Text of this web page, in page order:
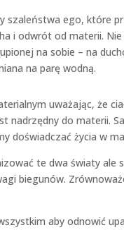
szaleństwa ego, które
i odwrót od materii.
na sobie – na
na parę wodną.
uważając, że
nadrzędny do materii.
doświadczać życia w
te dwa światy ale
biegunów.
aby odnowić